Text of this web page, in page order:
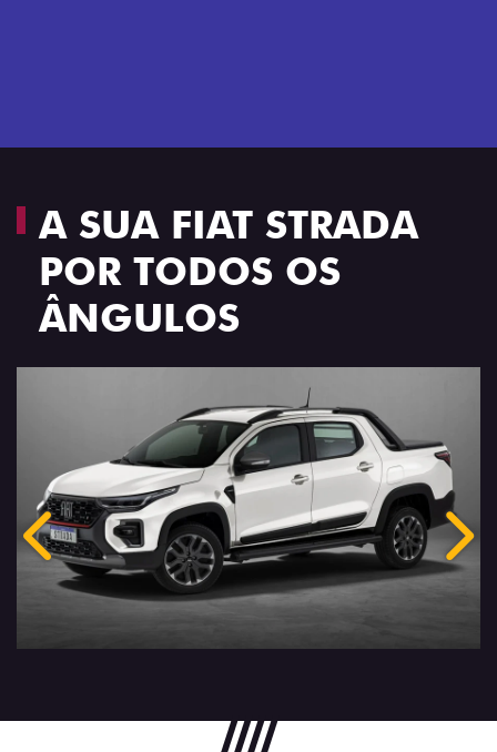
A SUA FIAT STRADA
POR TODOS OS
ÂNGULOS
Anterior